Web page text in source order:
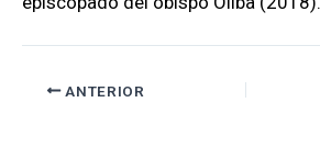
ANTERIOR